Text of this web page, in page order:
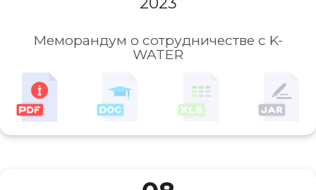
Меморандум о сотрудничестве с K-
WATER